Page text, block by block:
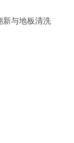
新与地板清洗